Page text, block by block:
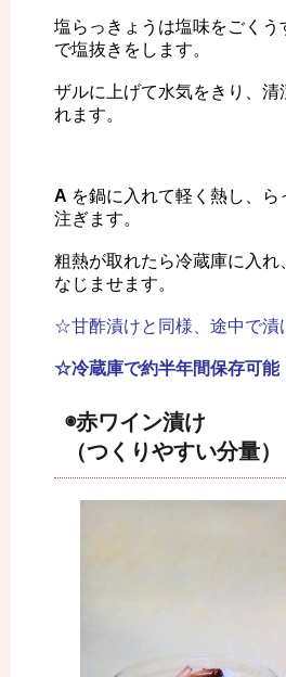
塩らっきょうは塩味をごくう
で塩抜きをします。
ザルに上げて水気をきり、清
れます。
A を鍋に入れて軽く熱し、ら
注ぎます。
粗熱が取れたら冷蔵庫に入れ
なじませます。
☆甘酢漬けと同様、途中で漬
☆冷蔵庫で約半年間保存可能
◉赤ワイン漬け
（つくりやすい分量）